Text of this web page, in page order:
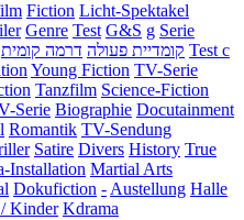
Fiction Licht-Spektakel
Genre Test G&S g Serie
קומדיית פעולה דרמה קומית
Test c
Young Fiction TV-Serie
Tanzfilm Science-Fiction
Serie Biographie Docutainment
Romantik TV-Sendung
Satire Divers History True
Installation Martial Arts
Dokufiction -Austellung Halle
Kinder Kdrama